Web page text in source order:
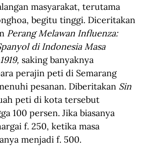
masyarakat, terutama
begitu tinggi. Diceritakan
Perang Melawan Influenza:
di Indonesia Masa
saking banyaknya
perajin peti di Semarang
pesanan. Diberitakan Sin
peti di kota tersebut
100 persen. Jika biasanya
f. 250, ketika masa
menjadi f. 500.